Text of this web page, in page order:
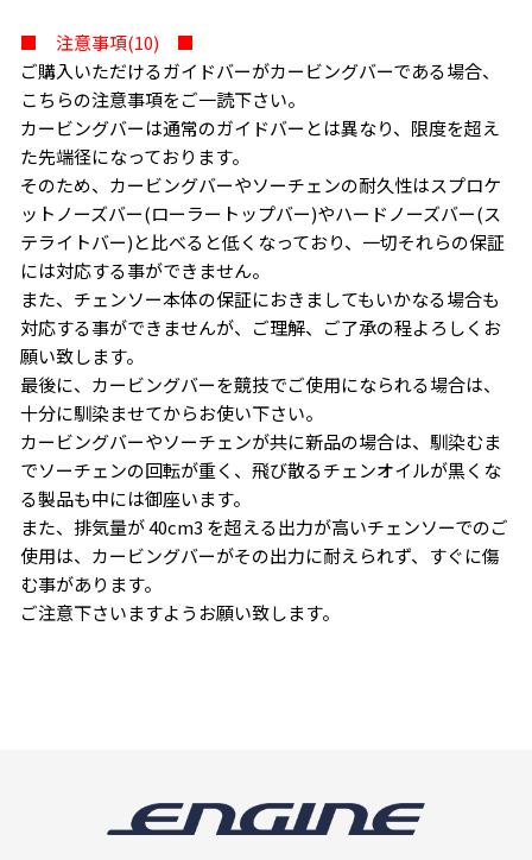
■ 注意事項(10) ■
ご購入いただけるガイドバーがカービングバーである場合、
こちらの注意事項をご一読下さい。
カービングバーは通常のガイドバーとは異なり、限度を超え
た先端径になっております。
そのため、カービングバーやソーチェンの耐久性はスプロケ
ットノーズバー(ローラートップバー)やハードノーズバー(ス
テライトバー)と比べると低くなっており、一切それらの保証
には対応する事ができません。
また、チェンソー本体の保証におきましてもいかなる場合も
対応する事ができませんが、ご理解、ご了承の程よろしくお
願い致します。
最後に、カービングバーを競技でご使用になられる場合は、
十分に馴染ませてからお使い下さい。
カービングバーやソーチェンが共に新品の場合は、馴染むま
でソーチェンの回転が重く、飛び散るチェンオイルが黒くな
る製品も中には御座います。
また、排気量が 40cm3 を超える出力が高いチェンソーでのご
使用は、カービングバーがその出力に耐えられず、すぐに傷
む事があります。
ご注意下さいますようお願い致します。